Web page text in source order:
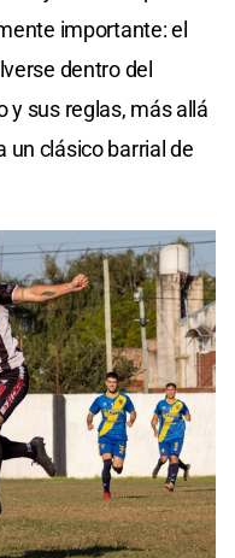
importante: el
dentro del
y sus reglas, más allá
un clásico barrial de